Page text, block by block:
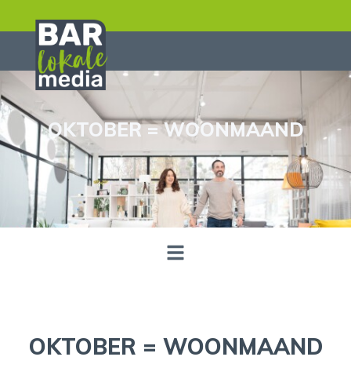
OKTOBER = WOONMAAND
OKTOBER = WOONMAAND